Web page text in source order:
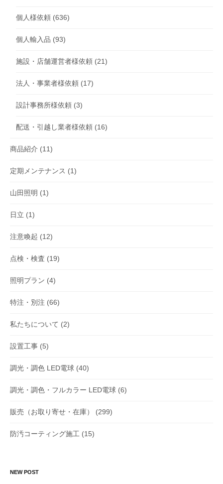
個人様依頼 (636)
個人輸入品 (93)
施設・店舗運営者様依頼 (21)
法人・事業者様依頼 (17)
設計事務所様依頼 (3)
配送・引越し業者様依頼 (16)
商品紹介 (11)
定期メンテナンス (1)
山田照明 (1)
日立 (1)
注意喚起 (12)
点検・検査 (19)
照明プラン (4)
特注・別注 (66)
私たちについて (2)
設置工事 (5)
調光・調色 LED電球 (40)
調光・調色・フルカラー LED電球 (6)
販売（お取り寄せ・在庫） (299)
防汚コーティング施工 (15)
NEW POST